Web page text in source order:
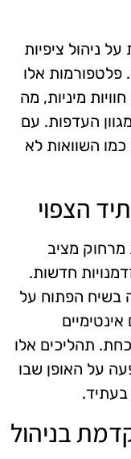
ניהול ציפיות
פלטפורמות אלו
מיניות, מה
העדפות. עם
השוואות לא
הצפוי
מרחוק מציב
חדשות.
בשיח הפתוח על
תהליכים אלו
על האופן שבו
בעתיד.
בניהול